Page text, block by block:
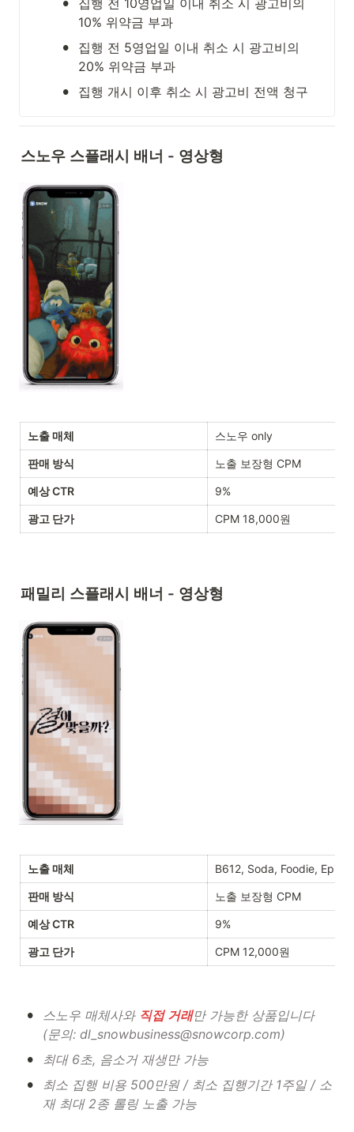
집행 전 10영업일 이내 취소 시 광고비의
10% 위약금 부과
•
집행 전 5영업일 이내 취소 시 광고비의
20% 위약금 부과
• 집행 개시 이후 취소 시 광고비 전액 청구
스노우 스플래시 배너 - 영상형
노출 매체 스노우 only
판매 방식 노출 보장형 CPM
예상 CTR 9%
광고 단가 CPM 18,000원
패밀리 스플래시 배너 - 영상형
노출 매체 B612, Soda, Foodie, Epik
판매 방식 노출 보장형 CPM
예상 CTR 9%
광고 단가 CPM 12,000원
• 스노우 매체사와 직접 거래만 가능한 상품입니다
(문의: dl_snowbusiness@snowcorp.com)
• 최대 6초, 음소거 재생만 가능
•
최소 집행 비용 500만원 / 최소 집행기간 1주일 / 소
재 최대 2종 롤링 노출 가능